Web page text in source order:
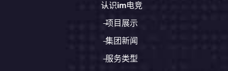
认识im电竞
项目展示
集团新闻
服务类型